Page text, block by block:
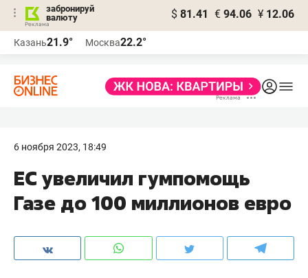
забронируй
валюту
$ 81.41 € 94.06 ¥ 12.06
Казань21.9° Москва22.2°
6 ноября 2023, 18:49
ЕС увеличил гумпомощь
Газе до 100 миллионов евро